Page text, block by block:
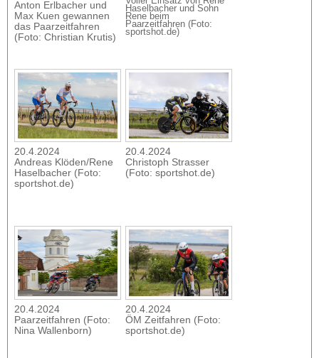
Anton Erlbacher und
Max Kuen gewannen
das Paarzeitfahren
(Foto: Christian Krutis)
Haselbacher und Sohn
Rene beim
Paarzeitfahren (Foto:
sportshot.de)
20.4.2024
Andreas Klöden/Rene
Haselbacher (Foto:
sportshot.de)
20.4.2024
Christoph Strasser
(Foto: sportshot.de)
20.4.2024
Paarzeitfahren (Foto:
Nina Wallenborn)
20.4.2024
ÖM Zeitfahren (Foto:
sportshot.de)